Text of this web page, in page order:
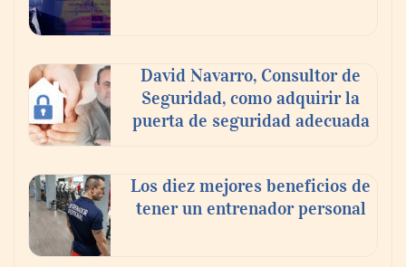
La luz roja, el nuevo aftersun, actúa en la
recuperación de la piel después del sol
David Navarro, Consultor de
Seguridad, como adquirir la
puerta de seguridad adecuada
Los diez mejores beneficios de
tener un entrenador personal